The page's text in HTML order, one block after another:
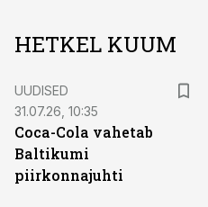
HETKEL KUUM
UUDISED
31.07.26, 10:35
Coca-Cola vahetab
Baltikumi
piirkonnajuhti